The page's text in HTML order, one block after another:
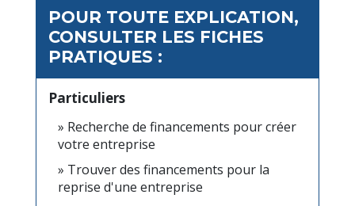
POUR TOUTE EXPLICATION,
CONSULTER LES FICHES
PRATIQUES :
Particuliers
Recherche de financements pour créer
votre entreprise
Trouver des financements pour la
reprise d'une entreprise